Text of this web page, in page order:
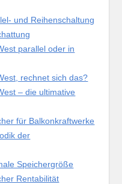
und Reihenschaltung
parallel oder in
rechnet sich das?
– die ultimative
für Balkonkraftwerke
der
Speichergröße
Rentabilität